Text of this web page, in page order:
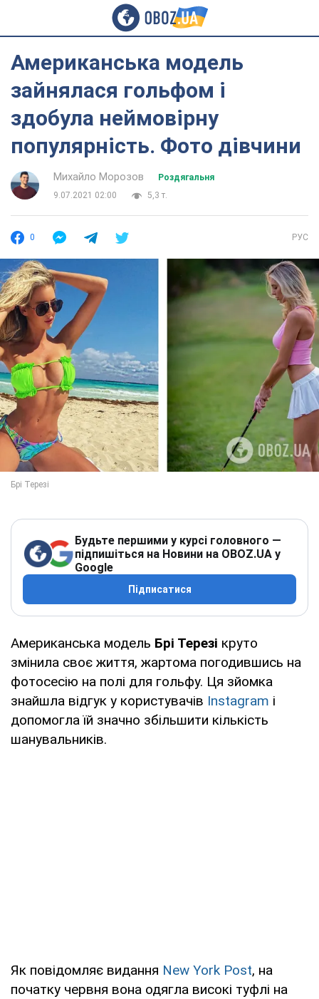
Американська модель
зайнялася гольфом і
здобула неймовірну
популярність. Фото дівчини
Михайло Морозов
Роздягальня
9.07.2021 02:00
5,3 т.
0 РУС
Будьте першими у курсі головного —
підпишіться на Новини на OBOZ.UA у
Google
Підписатися
Американська модель Брі Терезі круто
змінила своє життя, жартома погодившись на
фотосесію на полі для гольфу. Ця зйомка
знайшла відгук у користувачів Instagram і
допомогла їй значно збільшити кількість
шанувальників.
Як повідомляє видання New York Post, на
початку червня вона одягла високі туфлі на